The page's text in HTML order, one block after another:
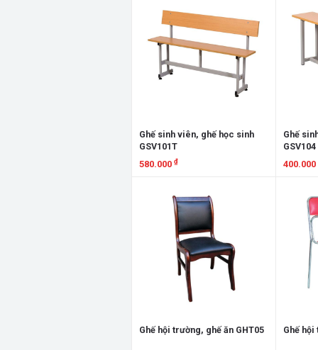
Ghế sinh viên, ghế học sinh
GSV101T
580.000 ₫
Ghế
GSV104
400.000
Ghế hội trường, ghế ăn GHT05 Ghế hội